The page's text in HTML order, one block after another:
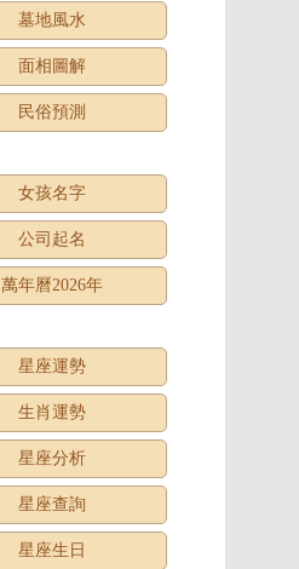
墓地風水
面相圖解
民俗預測
女孩名字
公司起名
萬年曆2026年
星座運勢
生肖運勢
星座分析
星座查詢
星座生日